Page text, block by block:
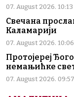
07. August 2026. 10:13
Свечана
Каламарији
07. August 2026. 10:06
Протојереј
немањићке
07. August 2026. 09:57